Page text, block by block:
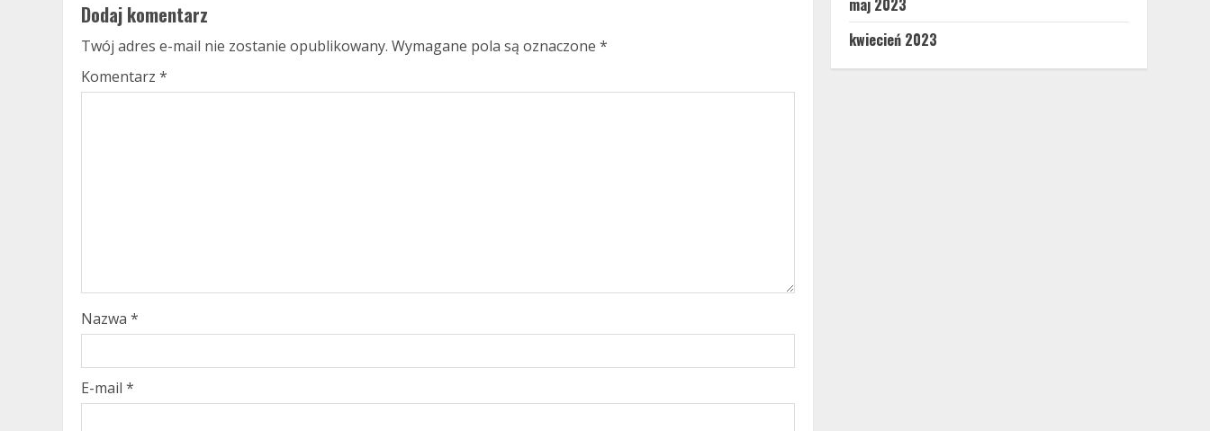
Dodaj komentarz
Twój adres e-mail nie zostanie opublikowany. Wymagane pola są oznaczone *
Komentarz *
Nazwa *
E-mail *
kwiecień 2023